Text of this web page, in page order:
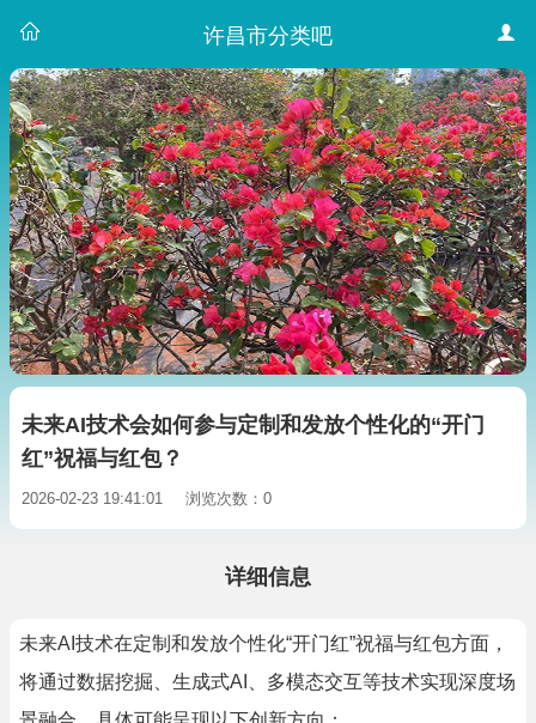
许昌市分类吧
未来AI技术会如何参与定制和发放个性化的“开门
红”祝福与红包？
2026-02-23 19:41:01 浏览次数：0
详细信息
未来AI技术在定制和发放个性化“开门红”祝福与红包方面，
将通过数据挖掘、生成式AI、多模态交互等技术实现深度场